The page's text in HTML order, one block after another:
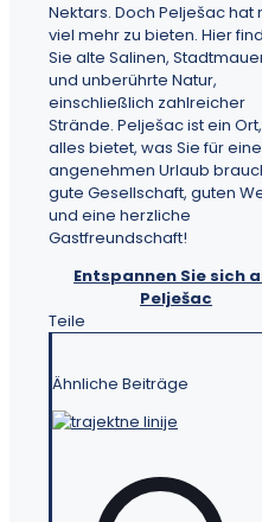
Nektars. Doch Pelješac hat
viel mehr zu bieten. Hier
Sie alte Salinen,
und unberührte Natur,
einschließlich zahlreicher
Strände. Pelješac ist ein
alles bietet, was Sie für
angenehmen Urlaub
gute Gesellschaft, guten
und eine herzliche
Gastfreundschaft!
Entspannen Sie sich
Pelješac
Teile
Ähnliche Beiträge